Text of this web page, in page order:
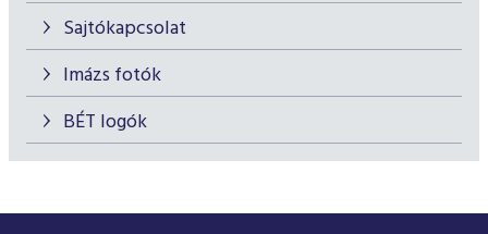
Sajtókapcsolat
Imázs fotók
BÉT logók